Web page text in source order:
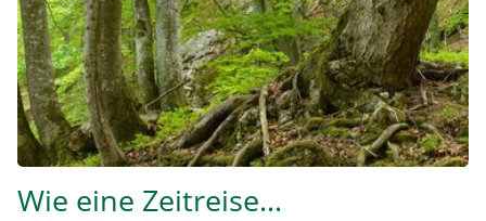
Die alten Buchenwälder im Nationalpark Kalkalpen (c)
Wie eine Zeitreise…